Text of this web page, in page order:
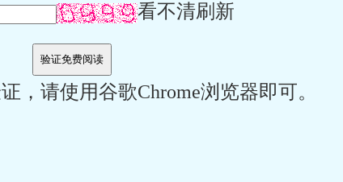
看不清刷新
，请使用谷歌Chrome浏览器即可。